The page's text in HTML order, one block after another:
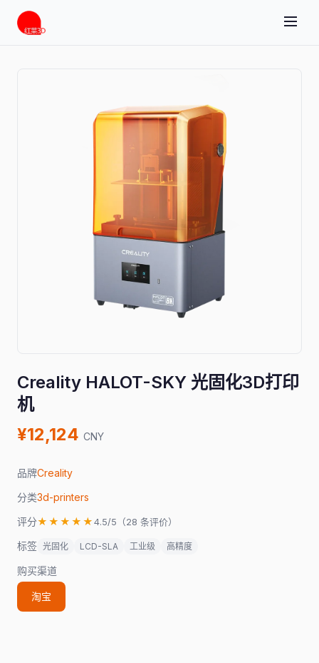
Creality HALOT-SKY 光固化3D打印
机
¥12,124 CNY
品牌Creality
分类3d-printers
评分★★★★★ 4.5/5（28 条评价）
标签 光固化 LCD-SLA 工业级 高精度
购买渠道
淘宝